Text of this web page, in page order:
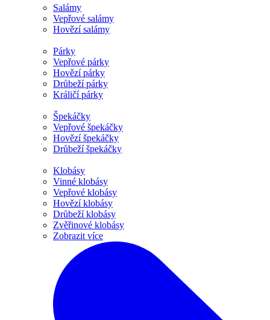
Salámy
Vepřové salámy
Hovězí salámy
Párky
Vepřové párky
Hovězí párky
Drůbeží párky
Králičí párky
Špekáčky
Vepřové špekáčky
Hovězí špekáčky
Drůbeží špekáčky
Klobásy
Vinné klobásy
Vepřové klobásy
Hovězí klobásy
Drůbeží klobásy
Zvěřinové klobásy
Zobrazit více